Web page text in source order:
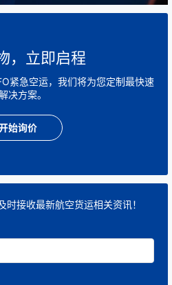
也会计入总费用。
以实际机票成本 + 专人服务费
丢失的潜在损失；
言，
，立即启程
紧急空运，我们将为您定制最快速
决方案。
始询价
接收最新航空货运相关资讯！